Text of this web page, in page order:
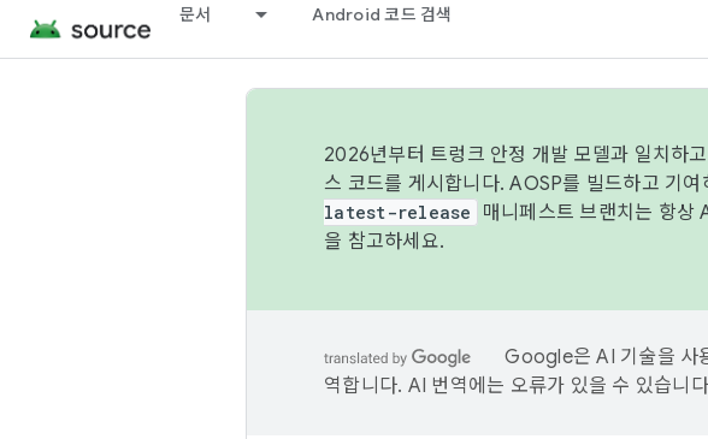
문서 Android 코드 검색
2026년부터 트렁크 안정 개발 모델과 일치하
스 코드를 게시합니다. AOSP를 빌드하고 기여
latest-release
매니페스트 브랜치는 항상
을 참고하세요.
Google은 AI 기술을 사
역합니다. AI 번역에는 오류가 있을 수 있습니